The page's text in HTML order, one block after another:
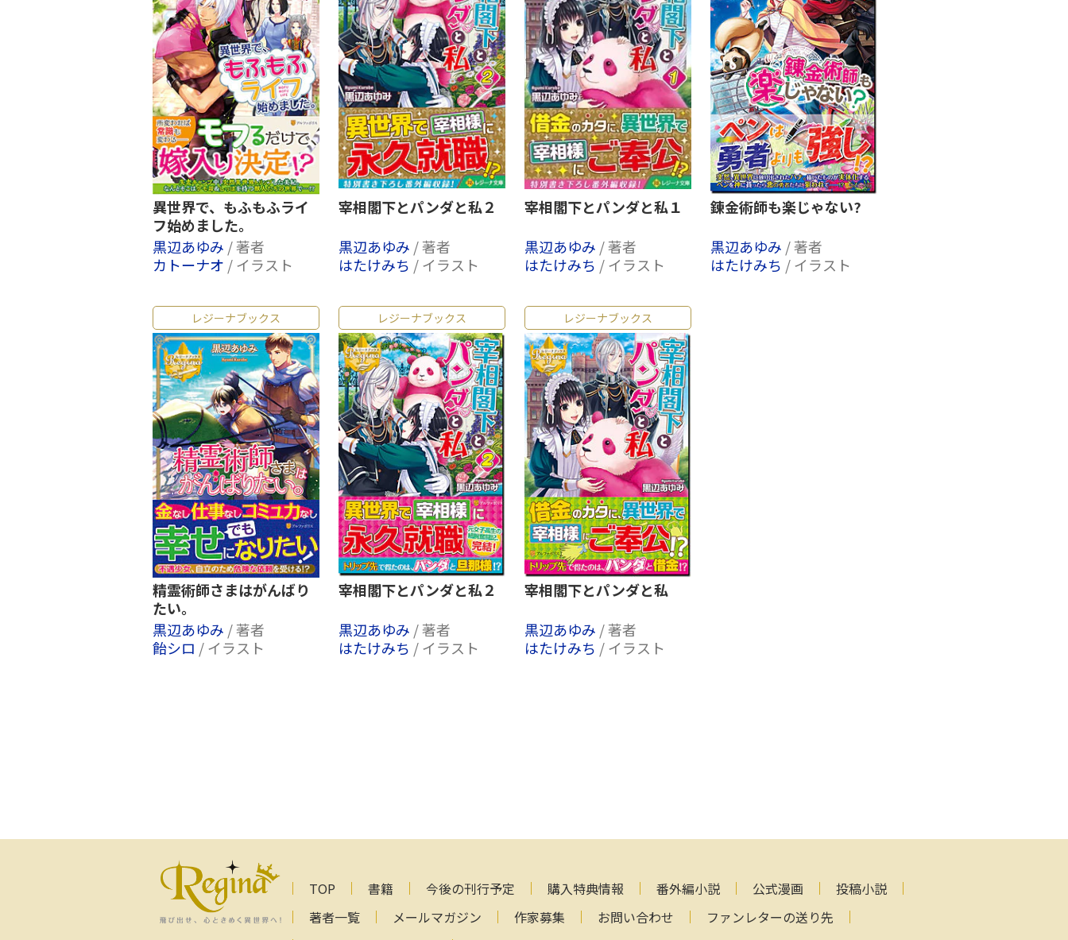
異世界で、もふもふライ
フ始めました。
黒辺あゆみ / 著者
カトーナオ / イラスト
宰相閣下とパンダと私２
黒辺あゆみ / 著者
はたけみち / イラスト
宰相閣下とパンダと私１
黒辺あゆみ / 著者
はたけみち / イラスト
錬金術師も楽じゃない?
黒辺あゆみ / 著者
はたけみち / イラスト
レジーナブックス
精霊術師さまはがんばり
たい。
黒辺あゆみ / 著者
飴シロ / イラスト
レジーナブックス
宰相閣下とパンダと私２
黒辺あゆみ / 著者
はたけみち / イラスト
レジーナブックス
宰相閣下とパンダと私
黒辺あゆみ / 著者
はたけみち / イラスト
TOP 書籍 今後の刊行予定 購入特典情報 番外編小説 公式漫画
投稿小説
著者一覧
メールマガジン 作家募集 お問い合わせ
ファンレターの送り先